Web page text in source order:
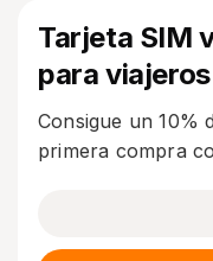
Tarjeta SIM
para viajeros
Consigue un 10%
primera compra